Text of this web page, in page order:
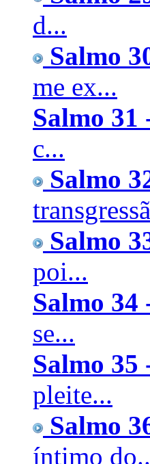
d...
Salmo
me ex...
Salmo 31
c...
Salmo
Salmo
poi...
Salmo 34
se...
Salmo 35
pleite...
Salmo
íntimo